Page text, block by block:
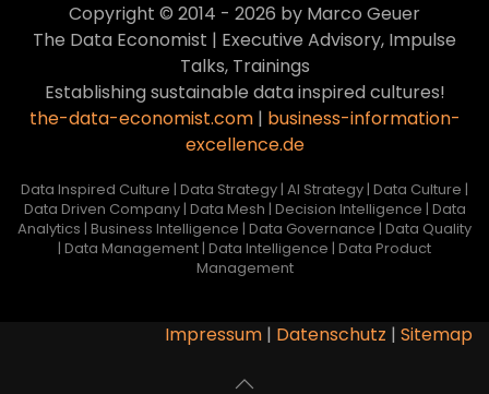
Copyright © 2014 - 2026 by Marco Geuer
The Data Economist | Executive Advisory, Impulse
Talks, Trainings
Establishing sustainable data inspired cultures!
the-data-economist.com| business-information-
excellence.de
Data Inspired Culture | Data Strategy | AI Strategy | Data Culture |
Data Driven Company | Data Mesh | Decision Intelligence | Data
Analytics | Business Intelligence | Data Governance | Data Quality
| Data Management | Data Intelligence | Data Product
Management
Impressum | Datenschutz | Sitemap